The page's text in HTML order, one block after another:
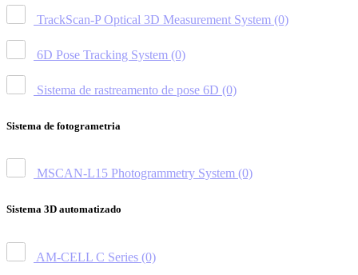
TrackScan-P Optical 3D Measurement System (0)
6D Pose Tracking System (0)
Sistema de rastreamento de pose 6D (0)
Sistema de fotogrametria
MSCAN-L15 Photogrammetry System (0)
Sistema 3D automatizado
AM-CELL C Series (0)